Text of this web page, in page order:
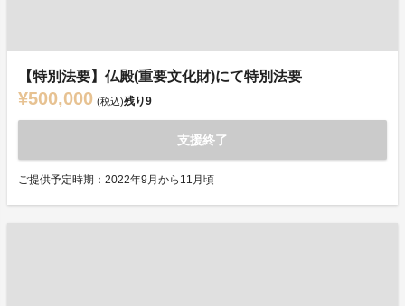
【特別法要】仏殿(重要文化財)にて特別法要
¥500,000 (税込)残り9
支援終了
ご提供予定時期：2022年9月から11月頃